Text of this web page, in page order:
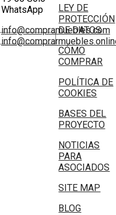
WhatsApp
info@compramuebles.com
LEY DE
PROTECCIÓN
DE DATOS
CÓMO
COMPRAR
POLÍTICA DE
COOKIES
BASES DEL
PROYECTO
NOTICIAS
PARA
ASOCIADOS
SITE MAP
BLOG